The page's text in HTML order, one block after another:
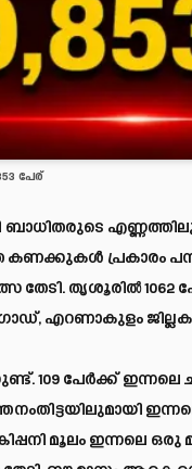
പേര്
ബാധിതരുടെ
കണക്കുകള്‍ പ്രകാരം
തേടി. തൃശൂരില്‍
109 പേര്‍ക്ക്
മൂലം